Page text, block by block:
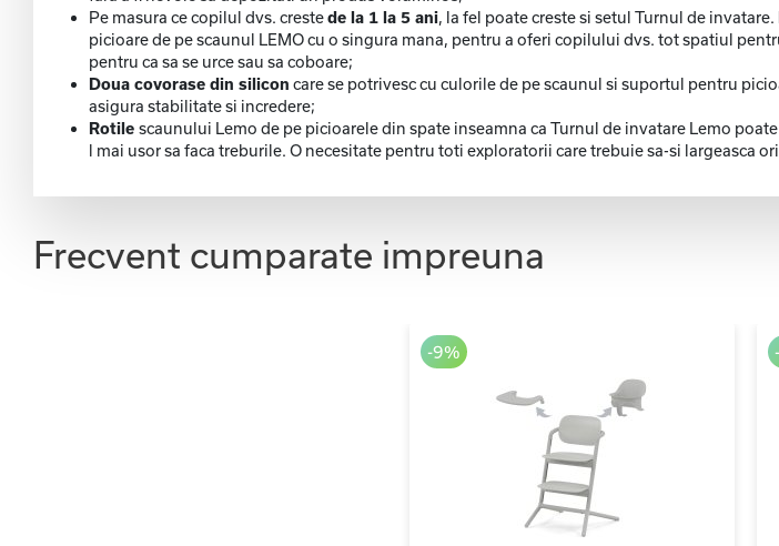
Pe masura ce copilul dvs. crestede la 1 la 5 ani, la fel poate creste si setul Turnul de invatare.
picioare de pe scaunul LEMO cu o singura mana, pentru a oferi copilului dvs. tot spatiul
pentru ca sa se urce sau sa coboare;
Doua covorase din silicon care se potrivesc cu culorile de pe scaunul si suportul pentru
asigura stabilitate si incredere;
Rotile scaunului Lemo de pe picioarele din spate inseamna ca Turnul de invatare Lemo
l mai usor sa faca treburile. O necesitate pentru toti exploratorii care trebuie sa-si largeasca
Frecvent cumparate impreuna
-9%